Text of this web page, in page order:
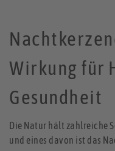
Wirkung für
Gesundheit
Die Natur hält zahlreiche
und eines davon ist das